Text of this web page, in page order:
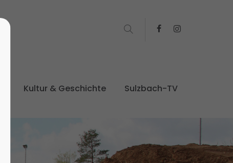
Kultur & Geschichte Sulzbach-TV